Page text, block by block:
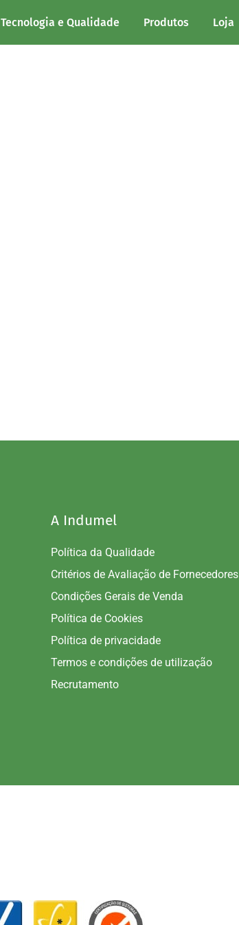
Tecnologia e Qualidade Produtos Loja
A Indumel
Política da Qualidade
Critérios de Avaliação de Fornecedores
Condições Gerais de Venda
Política de Cookies
Política de privacidade
Termos e condições de utilização
Recrutamento